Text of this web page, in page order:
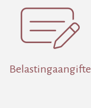

Belastingaangifte